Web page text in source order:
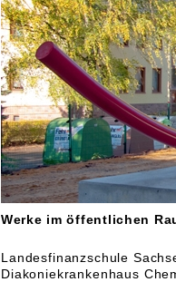
Landesfinanzschule
Diakoniekrankenhaus
Werke im öffentlichen